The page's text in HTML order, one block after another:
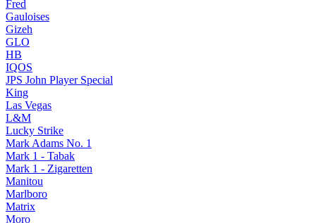
Fred
Gauloises
Gizeh
GLO
HB
IQOS
JPS John Player Special
King
Las Vegas
L&M
Lucky Strike
Mark Adams No. 1
Mark 1 - Tabak
Mark 1 - Zigaretten
Manitou
Marlboro
Matrix
Moro